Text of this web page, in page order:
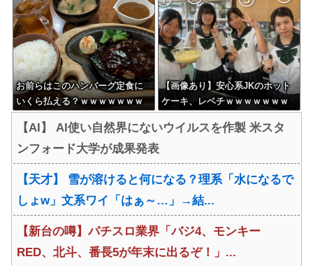
お前らはこのハンバーグ定食に
いくら払える？ｗｗｗｗｗｗｗ
ｗｗｗ
【画像あり】安心系JKのホット
ケーキ、レベチｗｗｗｗｗｗｗ
ｗｗｗｗｗｗｗｗｗｗｗｗｗｗ
ｗｗｗ
【AI】 AI使い自然界にないウイルスを作製 米スタ
ンフォード大学が成果発表
【天才】 雪が溶けると何になる？理系「水になるで
しょw」文系ワイ「はぁ～…」→結...
【新台の噂】パチスロ業界「バジ4、モンキー
RED、北斗、番長5が年末に出るぞ！」...